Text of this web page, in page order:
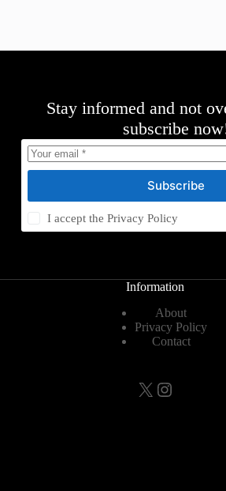
Stay informed and not
subscribe
Subscribe
I accept thePrivacy Policy
Information
About
Privacy Policy
Contact
X Instagram